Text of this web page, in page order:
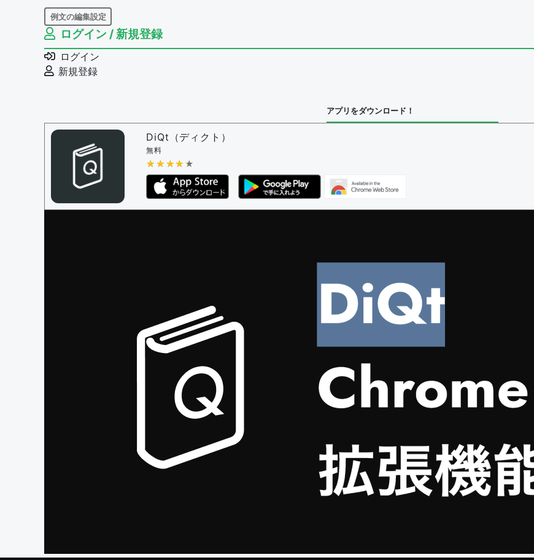
例文の編集設定
例文の編集権限を持つユーザー -
例文の編集を審査する
例文の削除を審査する
審査に対する投票権限を持つユーザー -
問題の編集権限を持つユーザー -
審査に対する投票権限を持つユーザー -
決定に必要な投票数 -1
編集ガイドライン
ログイン / 新規登録
ログイン
新規登録
アプリをダウンロード！
DiQt（ディクト）
無料
★★★★★
★★★★★